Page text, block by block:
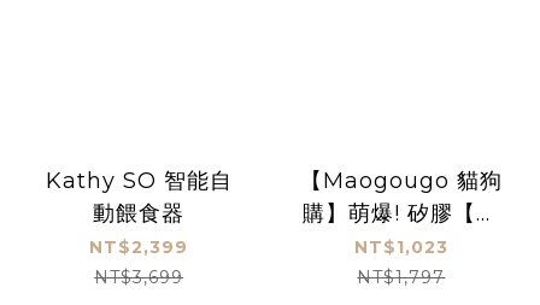
Kathy SO 智能自
動餵食器
NT$2,399
NT$3,699
【Maogougo 貓狗
購】萌爆! 矽膠【大
眼喵喵碗】 3入組
合
NT$1,023
NT$1,797